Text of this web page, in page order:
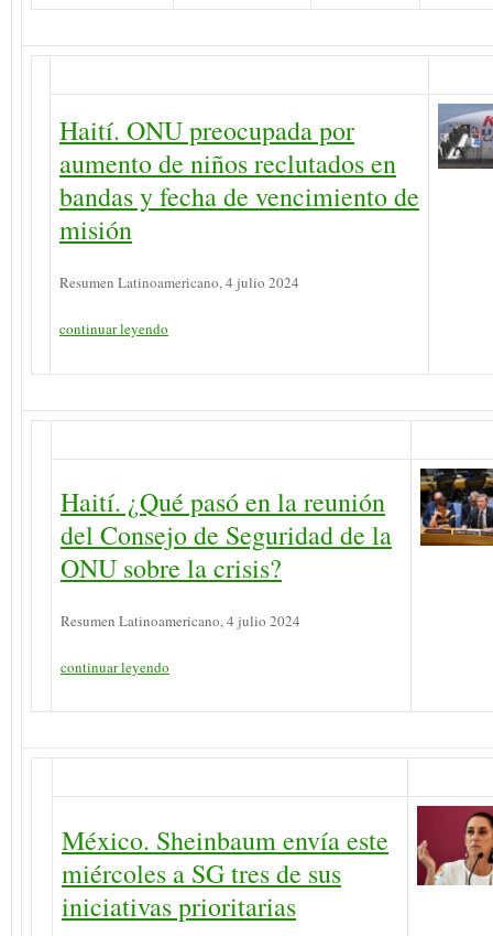
Haití. ONU preocupada por
aumento de niños reclutados en
bandas y fecha de vencimiento de
misión
Resumen Latinoamericano, 4 julio 2024
continuar leyendo
Haití. ¿Qué pasó en la reunión
del Consejo de Seguridad de la
ONU sobre la crisis?
Resumen Latinoamericano, 4 julio 2024
continuar leyendo
México. Sheinbaum envía este
miércoles a SG tres de sus
iniciativas prioritarias